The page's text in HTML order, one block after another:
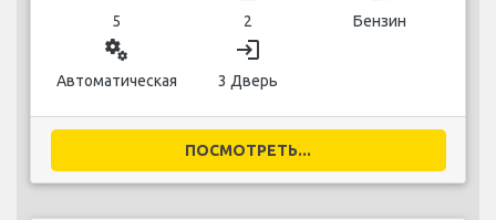
5 2 Бензин
miscellaneous_services
Автоматическая
login
3 Дверь
ПОСМОТРЕТЬ...